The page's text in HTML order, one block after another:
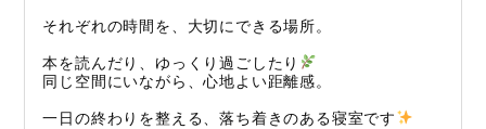
それぞれの時間を、大切にできる場所。
本を読んだり、ゆっくり過ごしたり
同じ空間にいながら、心地よい距離感。
一日の終わりを整える、落ち着きのある寝室です